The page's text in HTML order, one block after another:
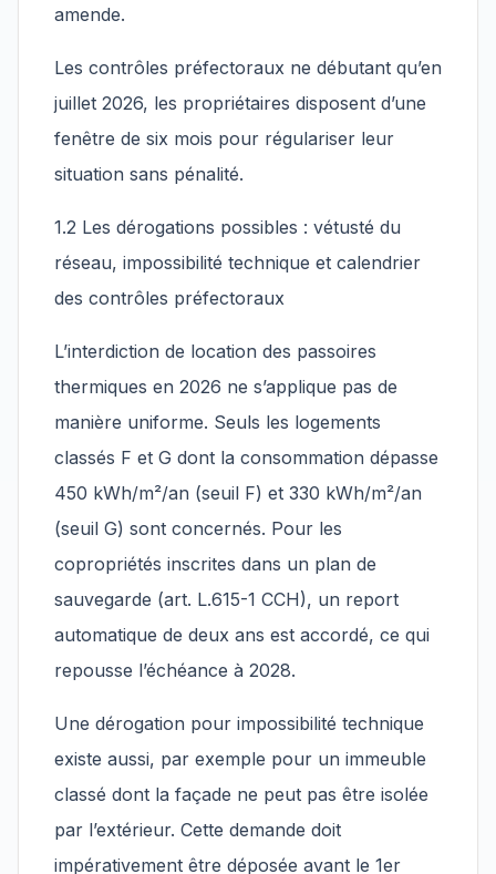
amende.
Les contrôles préfectoraux ne débutant qu’en
juillet 2026, les propriétaires disposent d’une
fenêtre de six mois pour régulariser leur
situation sans pénalité.
1.2 Les dérogations possibles : vétusté du
réseau, impossibilité technique et calendrier
des contrôles préfectoraux
L’interdiction de location des passoires
thermiques en 2026 ne s’applique pas de
manière uniforme. Seuls les logements
classés F et G dont la consommation dépasse
450 kWh/m²/an (seuil F) et 330 kWh/m²/an
(seuil G) sont concernés. Pour les
copropriétés inscrites dans un plan de
sauvegarde (art. L.615-1 CCH), un report
automatique de deux ans est accordé, ce qui
repousse l’échéance à 2028.
Une dérogation pour impossibilité technique
existe aussi, par exemple pour un immeuble
classé dont la façade ne peut pas être isolée
par l’extérieur. Cette demande doit
impérativement être déposée avant le 1er